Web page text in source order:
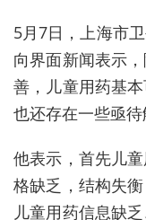
5月7日，上海市
向界面新闻表示
善，儿童用药基
也还存在一些亟待
他表示， 首先儿
格缺乏，结构失
儿童用药信息缺